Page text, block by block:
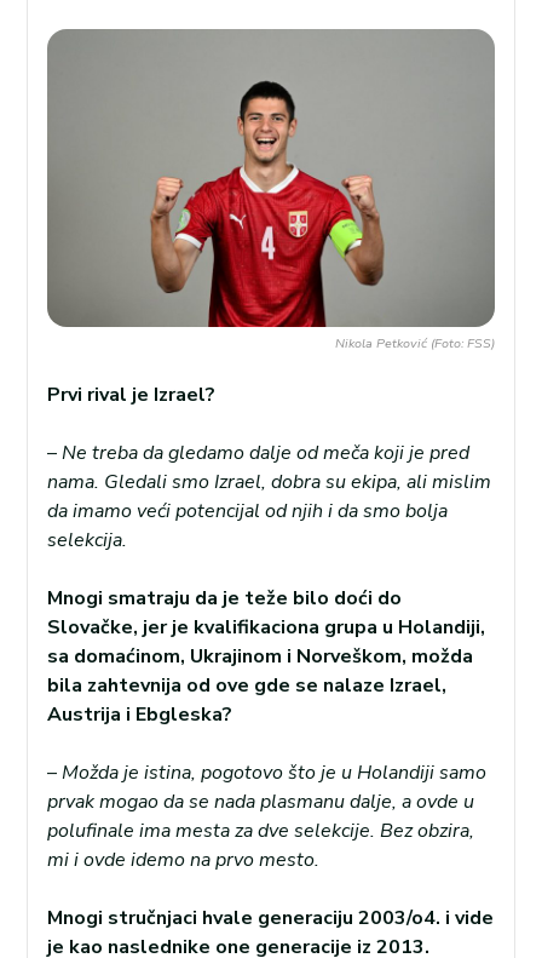
Nikola Petković (Foto: FSS)
Prvi rival je Izrael?
–Ne treba da gledamo dalje od meča koji je pred
nama. Gledali smo Izrael, dobra su ekipa, ali mislim
da imamo veći potencijal od njih i da smo bolja
selekcija.
Mnogi smatraju da je teže bilo doći do
Slovačke, jer je kvalifikaciona grupa u Holandiji,
sa domaćinom, Ukrajinom i Norveškom, možda
bila zahtevnija od ove gde se nalaze Izrael,
Austrija i Ebgleska?
–Možda je istina, pogotovo što je u Holandiji samo
prvak mogao da se nada plasmanu dalje, a ovde u
polufinale ima mesta za dve selekcije. Bez obzira,
mi i ovde idemo na prvo mesto.
Mnogi stručnjaci hvale generaciju 2003/o4. i vide
je kao naslednike one generacije iz 2013.